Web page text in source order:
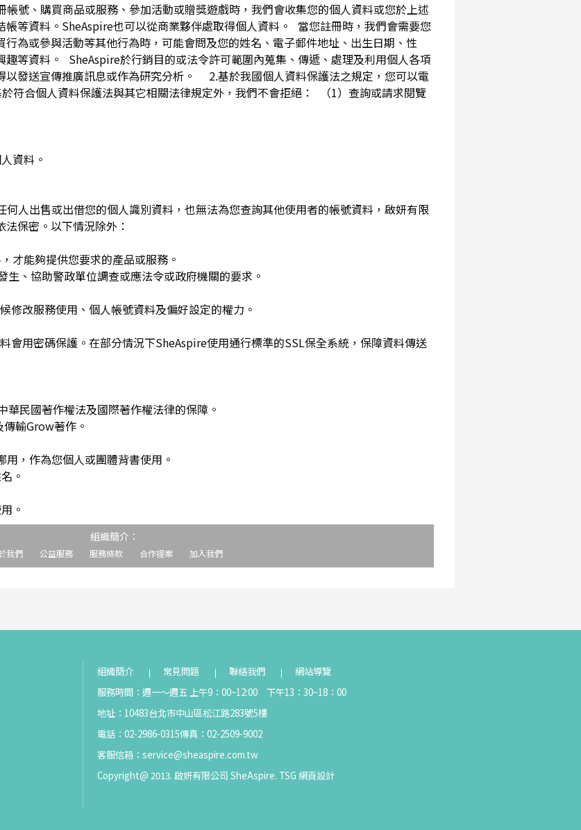
號、購買商品或服務、參加活動或贈獎遊戲時，我們會收集您的個人資料或您於上述
等資料。SheAspire也可以從商業夥伴處取得個人資料。 當您註冊時，我們會需要您
為或參與活動等其他行為時，可能會問及您的姓名、電子郵件地址、出生日期、性
等資料。 SheAspire於行銷目的或法令許可範圍內蒐集、傳遞、處理及利用個人各項
以發送宣傳推廣訊息或作為研究分析。 2.基於我國個人資料保護法之規定，您可以電
符合個人資料保護法與其它相關法律規定外，我們不會拒絕： （1）查詢或請求閱覽
資料。
人出售或出借您的個人識別資料，也無法為您查詢其他使用者的帳號資料，啟妍有限
保密。以下情況除外：
才能夠提供您要求的產品或服務。
生、協助警政單位調查或應法令或政府機關的要求。
改服務使用、個人帳號資料及偏好設定的權力。
會用密碼保護。在部分情況下SheAspire使用通行標準的SSL保全系統，保障資料傳送
民國著作權法及國際著作權法律的保障。
輸Grow著作。
用，作為您個人或團體背書使用。
。
。
組織簡介：
我們 公益服務 服務條款 合作提案 加入我們
組織簡介 常見問題 聯絡我們
網站導覽
服務時間：週一～週五 上午9：00~12:00 下午13：30~18：00
地址：10483台北市中山區松江路283號5樓
電話：02-2986-0315傳真：02-2509-9002
客服信箱： service@sheaspire.com.tw
Copyright@ 2013. 啟妍有限公司 SheAspire. TSG 網頁設計